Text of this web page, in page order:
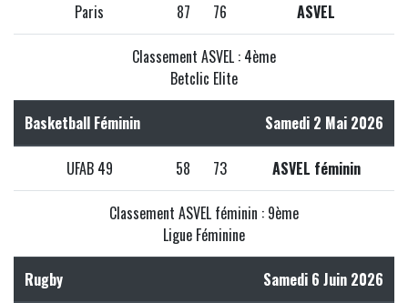
Paris 87 76 ASVEL
Classement ASVEL : 4ème
Betclic Elite
Basketball Féminin Samedi 2 Mai 2026
UFAB 49 58 73 ASVEL féminin
Classement ASVEL féminin : 9ème
Ligue Féminine
Rugby Samedi 6 Juin 2026